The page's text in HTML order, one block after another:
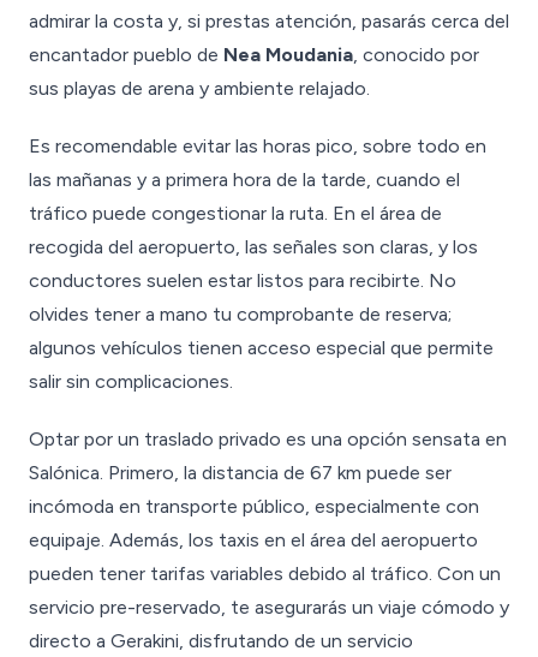
admirar la costa y, si prestas atención, pasarás cerca del
encantador pueblo de Nea Moudania, conocido por
sus playas de arena y ambiente relajado.
Es recomendable evitar las horas pico, sobre todo en
las mañanas y a primera hora de la tarde, cuando el
tráfico puede congestionar la ruta. En el área de
recogida del aeropuerto, las señales son claras, y los
conductores suelen estar listos para recibirte. No
olvides tener a mano tu comprobante de reserva;
algunos vehículos tienen acceso especial que permite
salir sin complicaciones.
Optar por un traslado privado es una opción sensata en
Salónica. Primero, la distancia de 67 km puede ser
incómoda en transporte público, especialmente con
equipaje. Además, los taxis en el área del aeropuerto
pueden tener tarifas variables debido al tráfico. Con un
servicio pre-reservado, te asegurarás un viaje cómodo y
directo a Gerakini, disfrutando de un servicio